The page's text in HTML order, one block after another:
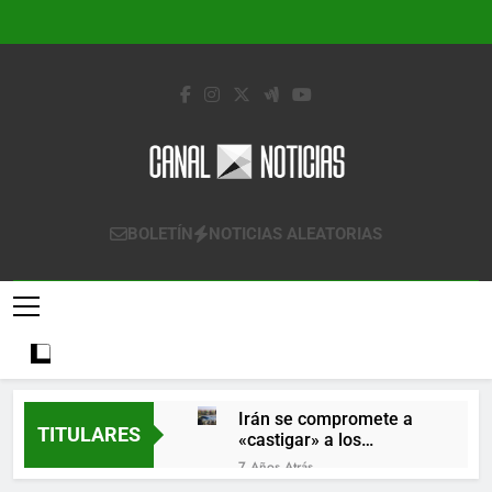
Canal Noticias
Canal Noticias
BOLETÍN NOTICIAS ALEATORIAS
TITULARES
Irán se compromete a
«castigar» a los
responsables de
derribar un avión
7 Años Atrás